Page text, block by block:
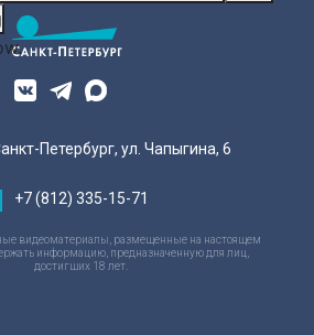
Петербург, ул. Чапыгина, 6
+7 (812) 335-15-71
видеоматериалы, размещенные на настоящем
информацию, предназначенную для лиц,
достигших 18 лет.